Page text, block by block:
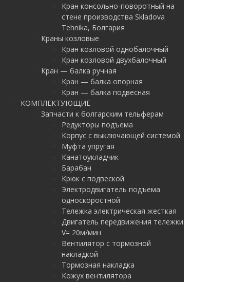
Кран консольно-поворотный на
стене производства Skladova
Tehnika, Болгария
Краны козловые
Кран козловой однобалочный
Кран козловой двухбалочный
Кран — балка ручная
Кран — балка опорная
Кран — балка подвесная
КОМПЛЕКТУЮЩИЕ
Запчасти к болгарским тельферам
Редукторы подъема
Корпус с выключающей системой
Муфта упругая
Канатоукладчик
Барабан
Крюк с подвеской
Электродвигатель подъема
односкоростной
Тележка электрическая жесткая
Двигатель передвижения тележки
V= 20м/мин
Вентилятор с тормозной
накладкой
Тормозная накладка
Кожух вентилятора